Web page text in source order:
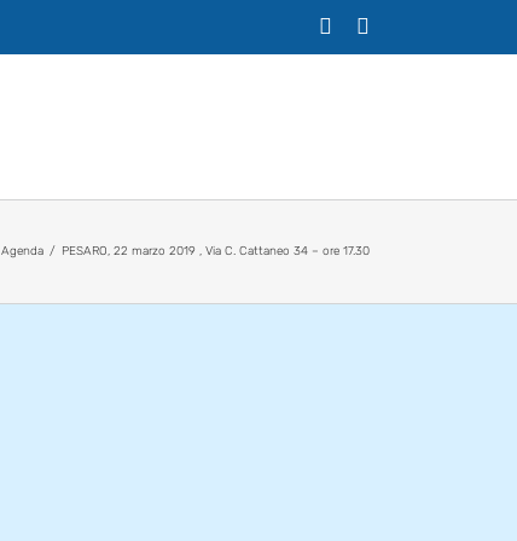
Agenda PESARO, 22 marzo 2019 , Via C. Cattaneo 34 – ore 17.30